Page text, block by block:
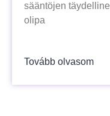
sääntöjen
olipa
Tovább olvasom